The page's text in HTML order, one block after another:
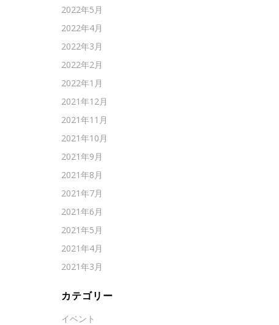
2022年5月
2022年4月
2022年3月
2022年2月
2022年1月
2021年12月
2021年11月
2021年10月
2021年9月
2021年8月
2021年7月
2021年6月
2021年5月
2021年4月
2021年3月
カテゴリー
イベント